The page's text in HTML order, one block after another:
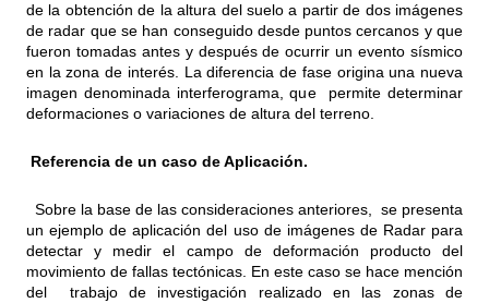
de la obtención de la altura del suelo a partir de dos imágenes
de radar que se han conseguido desde puntos cercanos y que
fueron tomadas antes y después de ocurrir un evento sísmico
en la zona de interés. La diferencia de fase origina una nueva
imagen denominada interferograma, que permite determinar
deformaciones o variaciones de altura del terreno.
Referencia de un caso de Aplicación.
Sobre la base de las consideraciones anteriores, se presenta
un ejemplo de aplicación del uso de imágenes de Radar para
detectar y medir el campo de deformación producto del
movimiento de fallas tectónicas. En este caso se hace mención
del trabajo de investigación realizado en las zonas de